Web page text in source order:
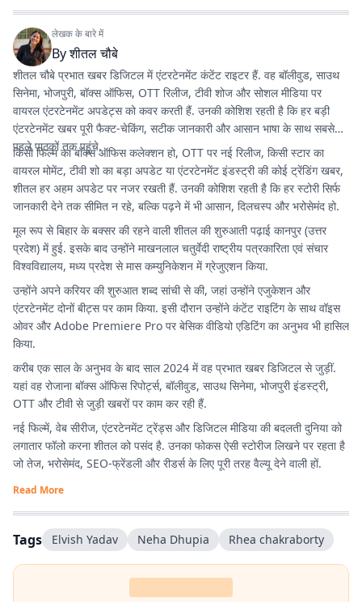
लेखक के बारे में
Byशीतल चौबे
शीतल चौबे प्रभात खबर डिजिटल में एंटरटेनमेंट कंटेंट राइटर हैं. वह बॉलीवुड, साउथ
सिनेमा, भोजपुरी, बॉक्स ऑफिस, OTT रिलीज, टीवी शोज और सोशल मीडिया पर
वायरल एंटरटेनमेंट अपडेट्स को कवर करती हैं. उनकी कोशिश रहती है कि हर बड़ी
एंटरटेनमेंट खबर पूरी फैक्ट-चेकिंग, सटीक जानकारी और आसान भाषा के साथ सबसे
पहले पाठकों तक पहुंचे.
किसी फिल्म का बॉक्स ऑफिस कलेक्शन हो, OTT पर नई रिलीज, किसी स्टार का
वायरल मोमेंट, टीवी शो का बड़ा अपडेट या एंटरटेनमेंट इंडस्ट्री की कोई ट्रेंडिंग खबर,
शीतल हर अहम अपडेट पर नजर रखती हैं. उनकी कोशिश रहती है कि हर स्टोरी सिर्फ
जानकारी देने तक सीमित न रहे, बल्कि पढ़ने में भी आसान, दिलचस्प और भरोसेमंद हो.
मूल रूप से बिहार के बक्सर की रहने वाली शीतल की शुरुआती पढ़ाई कानपुर (उत्तर
प्रदेश) में हुई. इसके बाद उन्होंने माखनलाल चतुर्वेदी राष्ट्रीय पत्रकारिता एवं संचार
विश्वविद्यालय, मध्य प्रदेश से मास कम्युनिकेशन में ग्रेजुएशन किया.
उन्होंने अपने करियर की शुरुआत शब्द सांची से की, जहां उन्होंने एजुकेशन और
एंटरटेनमेंट दोनों बीट्स पर काम किया. इसी दौरान उन्होंने कंटेंट राइटिंग के साथ वॉइस
ओवर और Adobe Premiere Pro पर बेसिक वीडियो एडिटिंग का अनुभव भी हासिल
किया.
करीब एक साल के अनुभव के बाद साल 2024 में वह प्रभात खबर डिजिटल से जुड़ीं.
यहां वह रोजाना बॉक्स ऑफिस रिपोर्ट्स, बॉलीवुड, साउथ सिनेमा, भोजपुरी इंडस्ट्री,
OTT और टीवी से जुड़ी खबरों पर काम कर रही हैं.
नई फिल्में, वेब सीरीज, एंटरटेनमेंट ट्रेंड्स और डिजिटल मीडिया की बदलती दुनिया को
लगातार फॉलो करना शीतल को पसंद है. उनका फोकस ऐसी स्टोरीज लिखने पर रहता है
जो तेज, भरोसेमंद, SEO-फ्रेंडली और रीडर्स के लिए पूरी तरह वैल्यू देने वाली हों.
Read More
Tags Elvish Yadav Neha Dhupia Rhea chakraborty